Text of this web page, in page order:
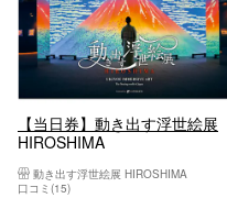
【当日券】動き出す浮世絵展
HIROSHIMA
動き出す浮世絵展 HIROSHIMA
口コミ(15)